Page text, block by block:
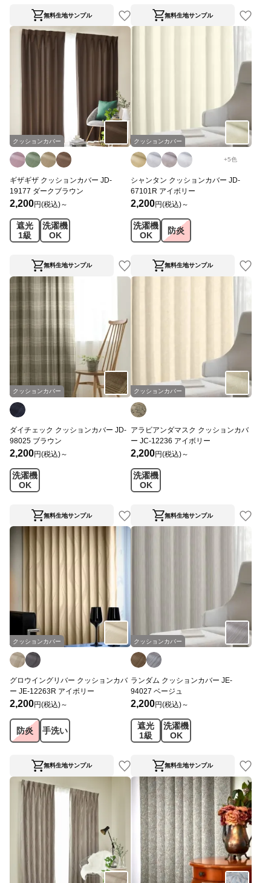
無料生地サンプル 無料生地サンプル
クッションカバー
ギザギザ クッションカバー JD-
19177 ダークブラウン
2,200円(税込)～
遮光
1級
洗濯機
OK
無料生地サンプル
クッションカバー
+5色
シャンタン クッションカバー JD-
67101R アイボリー
2,200円(税込)～
洗濯機
OK
防炎
無料生地サンプル
クッションカバー
ダイチェック クッションカバー JD-
98025 ブラウン
2,200円(税込)～
洗濯機
OK
無料生地サンプル
クッションカバー
アラビアンダマスク クッションカバ
ー JC-12236 アイボリー
2,200円(税込)～
洗濯機
OK
無料生地サンプル
クッションカバー
グロウイングリバー クッションカバ
ー JE-12263R アイボリー
2,200円(税込)～
防炎 手洗い
無料生地サンプル
クッションカバー
ランダム クッションカバー JE-
94027 ベージュ
2,200円(税込)～
遮光
1級
洗濯機
OK
無料生地サンプル